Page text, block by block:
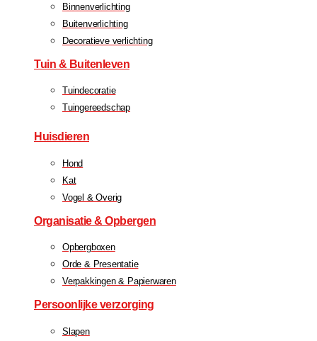
Binnenverlichting
Buitenverlichting
Decoratieve verlichting
Tuin & Buitenleven
Tuindecoratie
Tuingereedschap
Huisdieren
Hond
Kat
Vogel & Overig
Organisatie & Opbergen
Opbergboxen
Orde & Presentatie
Verpakkingen & Papierwaren
Persoonlijke verzorging
Slapen